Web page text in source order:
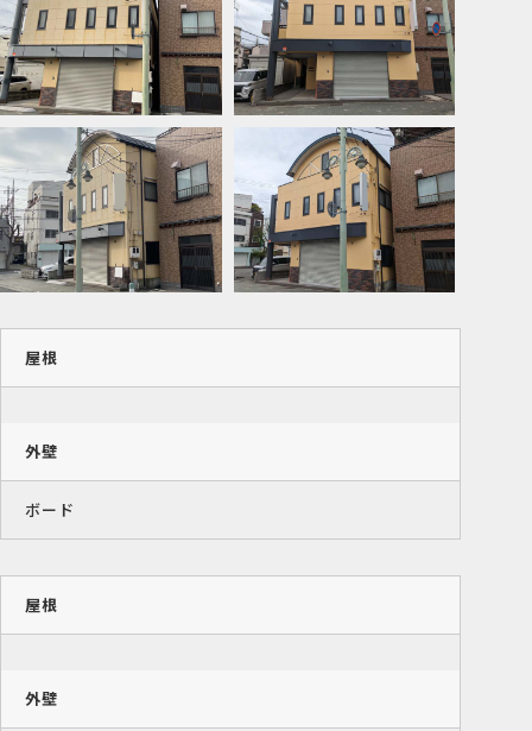
屋根
外壁
ボード
屋根
外壁